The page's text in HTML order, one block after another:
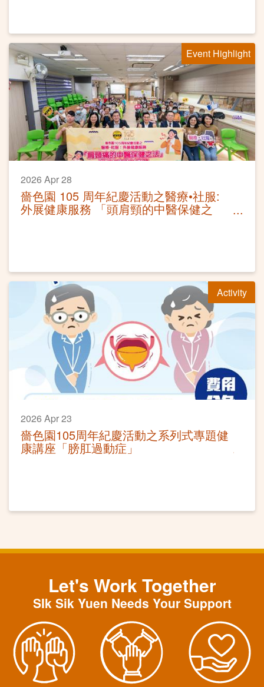
Event Highlight
2026 Apr 28
嗇色園 105 周年紀慶活動之醫療•社服:
外展健康服務 「頭肩頸的中醫保健之
Activity
2026 Apr 23
嗇色園105周年紀慶活動之系列式專題健
康講座「膀肛過動症」
Let's Work Together
SIk Sik Yuen Needs Your Support